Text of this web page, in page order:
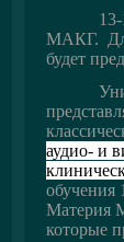
13-18
МАКГ. Для
будет
аудио- и
обучения
Материя
которые